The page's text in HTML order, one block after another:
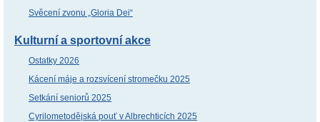
Svěcení zvonu „Gloria Dei“
Kulturní a sportovní akce
Ostatky 2026
Kácení máje a rozsvícení stromečku 2025
Setkání seniorů 2025
Cyrilometodějská pouť v Albrechticích 2025